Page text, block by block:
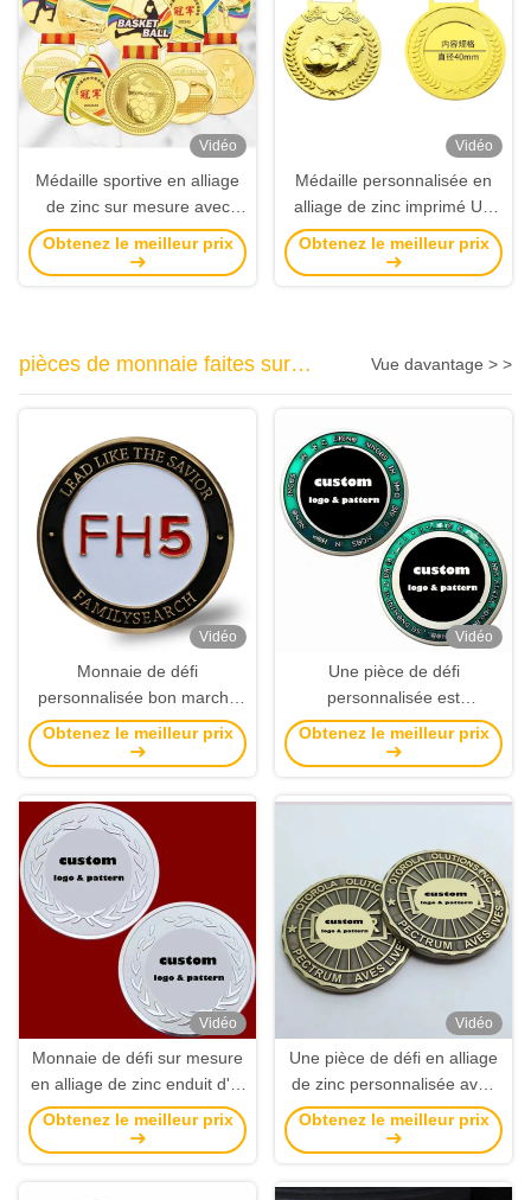
Vidéo
Médaille sportive en alliage
de zinc sur mesure avec
plaque dorée et conception
sur mesure pour les prix et
Obtenez le meilleur prix
Vidéo
Médaille personnalisée en
alliage de zinc imprimé UV
3D Gold Award pour les
sports de marathon
Obtenez le meilleur prix
pièces de monnaie faites sur
commande
Vue davantage > >
Vidéo
Monnaie de défi
personnalisée bon marché
Pas de frais de moulage
Plaqué en or au laser gravé
Monnaie vierge cuivre laiton
fer
Obtenez le meilleur prix
Vidéo
Une pièce de défi
personnalisée est
estampillée en alliage de
zinc avec un logo 3D à des
collection
Obtenez le meilleur prix
Vidéo
Monnaie de défi sur mesure
en alliage de zinc enduit d'or
en fonte sous pression à des
fins commémoratives et
Obtenez le meilleur prix
Vidéo
Une pièce de défi en alliage
de zinc personnalisée avec
plaque dorée et un design
personnalisé pour souvenirs
Obtenez le meilleur prix